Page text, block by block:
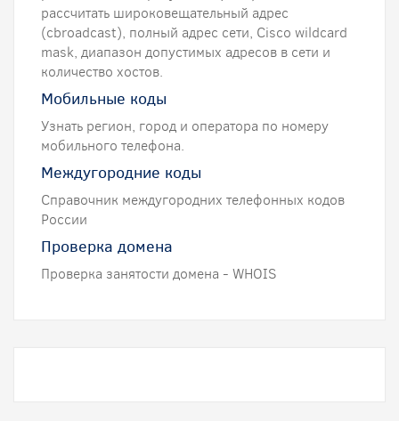
рассчитать широковещательный адрес
(сbroadcast), полный адрес сети, Cisco wildcard
mask, диапазон допустимых адресов в сети и
количество хостов.
Мобильные коды
Узнать регион, город и оператора по номеру
мобильного телефона.
Междугородние коды
Справочник междугородних телефонных кодов
России
Проверка домена
Проверка занятости домена - WHOIS